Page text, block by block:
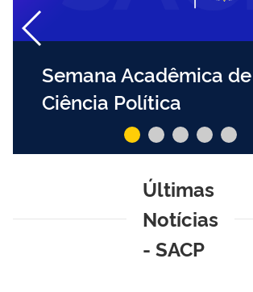
Semana Acadêmica de
Ciência Política
Últimas
Notícias
- SACP